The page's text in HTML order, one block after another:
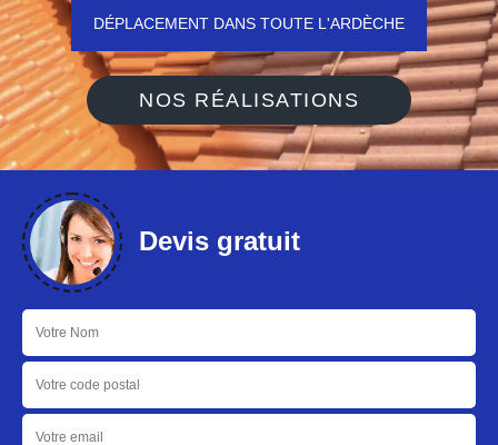
DÉPLACEMENT DANS TOUTE L'ARDÈCHE
NOS RÉALISATIONS
Devis gratuit